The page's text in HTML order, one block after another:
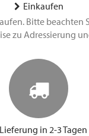
Einkaufen
Bitte beachten
zu Adressierung
Lieferung in 2-3 Tagen